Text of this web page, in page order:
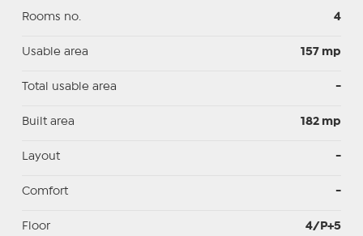
Rooms no. 4
Usable area 157 mp
Total usable area -
Built area 182 mp
Layout -
Comfort -
Floor 4/P+5